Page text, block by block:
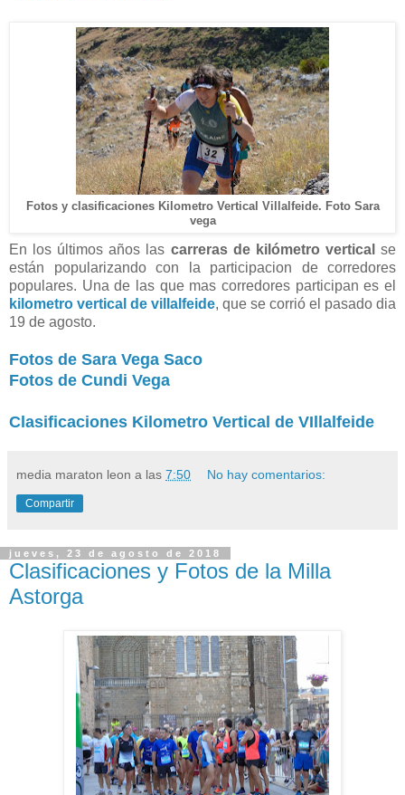
Fotos y clasificaciones Kilometro Vertical Villalfeide. Foto Sara
vega
En los últimos años las carreras de kilómetro verticalse
están popularizando con la participacion de corredores
populares. Una de las que mas corredores participan es el
kilometro vertical de villalfeide, que se corrió el pasado dia
19 de agosto.
Fotos de Sara Vega Saco
Fotos de Cundi Vega
Clasificaciones Kilometro Vertical de VIllalfeide
media maraton leon a las 7:50 No hay comentarios:
Compartir
jueves, 23 de agosto de 2018
Clasificaciones y Fotos de la Milla
Astorga